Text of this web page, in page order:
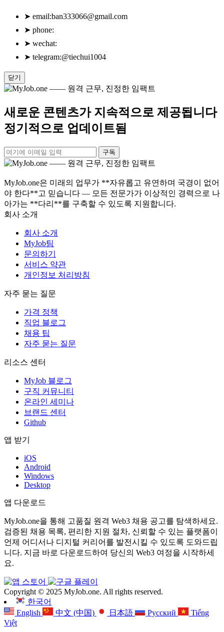
➤ email:ban333066@gmail.com
➤ phone:
➤ wechat:
➤ telegram:@tiechui1004
닫기
새로운 콘텐츠가 지속적으로 제공됩니다
정기적으로 업데이트됨
구독
MyJob.one은 미래의 업무가 **자유롭고 유연하며 국경이 없어
야 한다**고 믿습니다 — 모든 전문가가 이상적인 경력으로 나
아가는 **다리**를 구축할 수 있도록 지원합니다.
회사 소개
회사 소개
MyJob팀
문의하기
서비스 약관
개인정보 처리방침
자주 묻는 질문
가격 정책
직업 블로그
채용 팁
자주 묻는 질문
리소스 센터
MyJob 블로그
구직 커뮤니티
온라인 세미나
브랜드 센터
Github
앱 받기
iOS
Android
Windows
Desktop
앱 다운로드
MyJob.one을 통해 고품질 원격 Web3 채용 공고를 탐색하세요.
검증된 채용 목록, 편리한 지원 절차, 신뢰할 수 있는 플랫폼이
언제 어디서나 디지털 커리어를 발전시킬 수 있도록 도와드립
니다. 지금 바로 다운로드하여 당신의 Web3 여정을 시작하세
요.
Copyright © 2025 MyJob.one. All rights reserved.
한국어
English
中文 (中国) 日本語 Русский
Tiếng
Việt